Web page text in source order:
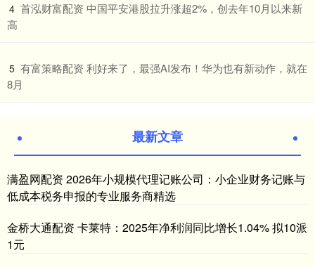
4 ​首泓财富配资 中国平安港股拉升涨超2%，创去年10月以来新
高
5 ​有富策略配资 利好来了，最强AI发布！华为也有新动作，就在
8月
最新文章
满盈网配资 2026年小规模代理记账公司：小企业财务记账与
低成本税务申报的专业服务商精选
金桥大通配资 卡莱特：2025年净利润同比增长1.04% 拟10派
1元